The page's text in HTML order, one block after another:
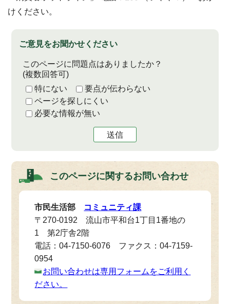
けください。
ご意見をお聞かせください
このページに問題点はありましたか？
(複数回答可)
特にない
要点が伝わらない
ページを探しにくい
必要な情報が無い
送信
このページに関するお問い合わせ
市民生活部 コミュニティ課
〒270-0192 流山市平和台1丁目1番地の
1 第2庁舎2階
電話：04-7150-6076 ファクス：04-7159-
0954
お問い合わせは専用フォームをご利用く
ださい。